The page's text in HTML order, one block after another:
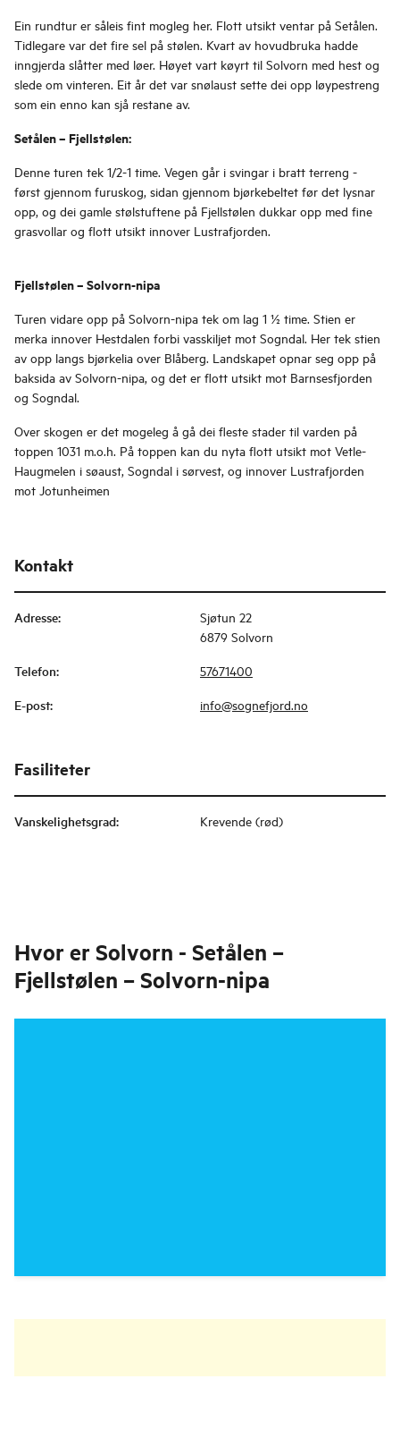
Ein rundtur er såleis fint mogleg her. Flott utsikt ventar på Setålen.
Tidlegare var det fire sel på stølen. Kvart av hovudbruka hadde
inngjerda slåtter med løer. Høyet vart køyrt til Solvorn med hest og
slede om vinteren. Eit år det var snølaust sette dei opp løypestreng
som ein enno kan sjå restane av.
Setålen – Fjellstølen:
Denne turen tek 1/2-1 time. Vegen går i svingar i bratt terreng -
først gjennom furuskog, sidan gjennom bjørkebeltet før det lysnar
opp, og dei gamle stølstuftene på Fjellstølen dukkar opp med fine
grasvollar og flott utsikt innover Lustrafjorden.
Fjellstølen – Solvorn-nipa
Turen vidare opp på Solvorn-nipa tek om lag 1 ½ time. Stien er
merka innover Hestdalen forbi vasskiljet mot Sogndal. Her tek stien
av opp langs bjørkelia over Blåberg. Landskapet opnar seg opp på
baksida av Solvorn-nipa, og det er flott utsikt mot Barnsesfjorden
og Sogndal.
Over skogen er det mogeleg å gå dei fleste stader til varden på
toppen 1031 m.o.h. På toppen kan du nyta flott utsikt mot Vetle-
Haugmelen i søaust, Sogndal i sørvest, og innover Lustrafjorden
mot Jotunheimen
Kontakt
Adresse:
Sjøtun 22
6879 Solvorn
Telefon: 57671400
E-post: info@sognefjord.no
Fasiliteter
Vanskelighetsgrad: Krevende (rød)
Hvor er Solvorn - Setålen –
Fjellstølen – Solvorn-nipa